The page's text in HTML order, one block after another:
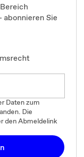
abonnieren Sie
Daten zum
Die
den Abmeldelink